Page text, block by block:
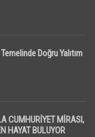
Doğru Yalıtım
CUMHURİYET MİRASI,
HAYAT BULUYOR